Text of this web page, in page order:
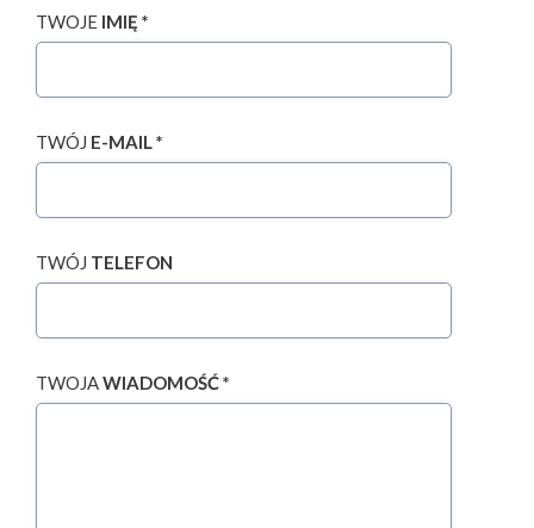
TWOJE IMIĘ *
TWÓJ E-MAIL *
TWÓJ TELEFON
TWOJAWIADOMOŚĆ *